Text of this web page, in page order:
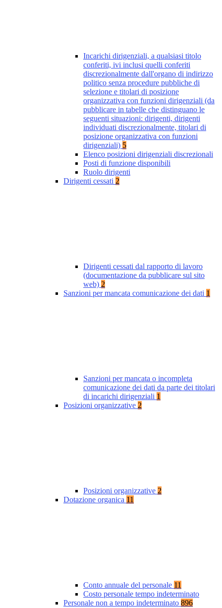
Incarichi dirigenziali, a qualsiasi titolo
conferiti, ivi inclusi quelli conferiti
discrezionalmente dall'organo di indirizzo
politico senza procedure pubbliche di
selezione e titolari di posizione
organizzativa con funzioni dirigenziali (da
pubblicare in tabelle che distinguano le
seguenti situazioni: dirigenti, dirigenti
individuati discrezionalmente, titolari di
posizione organizzativa con funzioni
dirigenziali) 5
Elenco posizioni dirigenziali discrezionali
Posti di funzione disponibili
Ruolo dirigenti
Dirigenti cessati 2
Dirigenti cessati dal rapporto di lavoro
(documentazione da pubblicare sul sito
web) 2
Sanzioni per mancata comunicazione dei dati 1
Sanzioni per mancata o incompleta
comunicazione dei dati da parte dei titolari
di incarichi dirigenziali 1
Posizioni organizzative 2
Posizioni organizzative 2
Dotazione organica 11
Conto annuale del personale 11
Costo personale tempo indeterminato
Personale non a tempo indeterminato 896